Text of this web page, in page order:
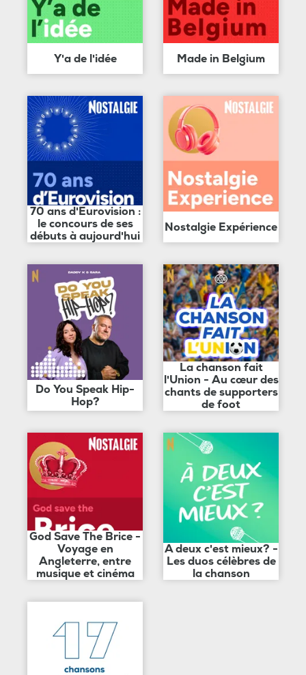
Y'a de l'idée Made in Belgium
70 ans d'Eurovision :
le concours de ses
débuts à aujourd'hui
Nostalgie Expérience
Do You Speak Hip-
Hop?
La chanson fait
l'Union - Au cœur des
chants de supporters
de foot
God Save The Brice -
Voyage en
Angleterre, entre
musique et cinéma
A deux c'est mieux? -
Les duos célèbres de
la chanson